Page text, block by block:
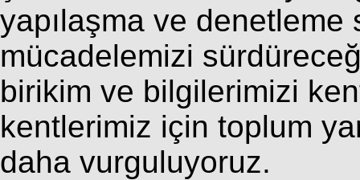
yapılaşma ve denetleme
mücadelemizi
birikim ve bilgilerimizi
kentlerimiz için toplum
daha vurguluyoruz.